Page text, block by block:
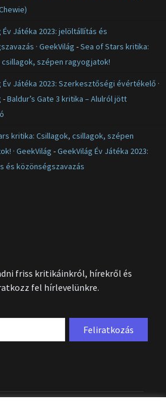
Év Játéka 2023: jelöltállítás és
· GeekVilág -Sea of Stars kritika:
csillagok, szépen ragyogjatok!
Év Játéka 2023: Szerkesztőségi évértékelő ·
-Baldur’s Gate 3 kritika – Alulról jött
kritika: Csillagok, csillagok, szépen
· GeekVilág -GeekVilág Év Játéka 2023:
és közönségszavazás
friss kritikáinkról, hírekről és
fel hírlevelünkre.
Feliratkozás